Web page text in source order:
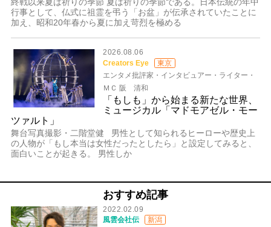
行事として、仏式に祖霊を弔う「お盆」が伝承されていたことに
加え、昭和20年春から夏に加え苛烈を極める
2026.08.06
Creators Eye
東京
エンタメ批評家・インタビュアー・ライター・
ＭＣ 阪 清和
「もしも」から始まる新たな世界、
ミュージカル「マドモアゼル・モー
ツァルト」
舞台写真撮影・二階堂健 男性として知られるヒーローや歴史上
の人物が「もし本当は女性だったとしたら」と設定してみると、
面白いことが起きる。 男性しか
おすすめ記事
2022.02.09
風雲会社伝
新潟